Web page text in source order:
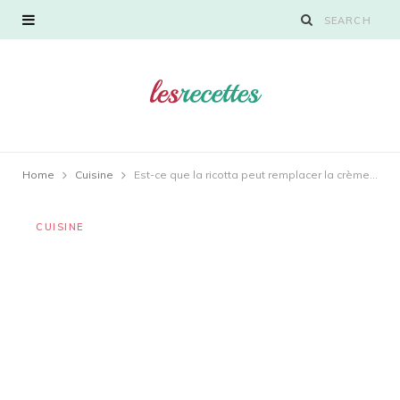
Home Cuisine Est-ce que la ricotta peut remplacer la crème fraîche ?
CUISINE